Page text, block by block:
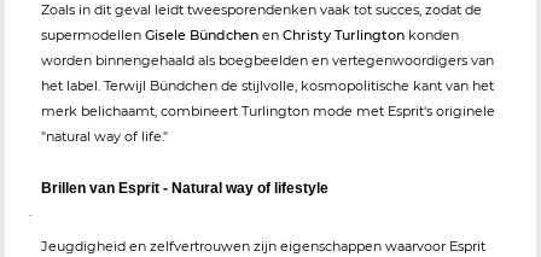
Zoals in dit geval leidt tweesporendenken vaak tot succes, zodat de
supermodellen Gisele Bündchen en Christy Turlington konden
worden binnengehaald als boegbeelden en vertegenwoordigers van
het label. Terwijl Bündchen de stijlvolle, kosmopolitische kant van het
merk belichaamt, combineert Turlington mode met Esprit's originele
"natural way of life."
Brillen van Esprit - Natural way of lifestyle
.
Jeugdigheid en zelfvertrouwen zijn eigenschappen waarvoor Esprit